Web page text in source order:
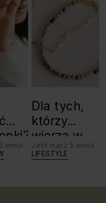
minut
Dla tych,
którzy
wierzą w
swoje siły:
Jeśli masz 5 minut
LIFESTYLE